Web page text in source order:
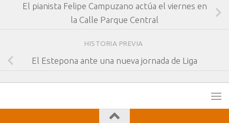
El pianista Felipe Campuzano actúa el viernes en
la Calle Parque Central
HISTORIA PREVIA
El Estepona ante una nueva jornada de Liga